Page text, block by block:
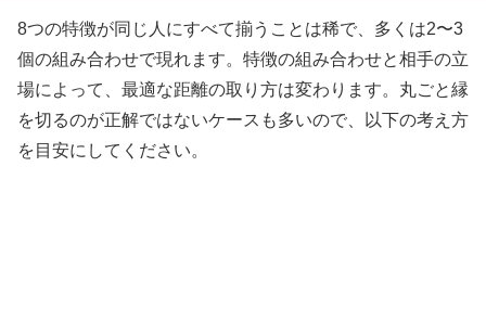
8つの特徴が同じ人にすべて揃うことは稀で、多くは2〜3
個の組み合わせで現れます。特徴の組み合わせと相手の立
場によって、最適な距離の取り方は変わります。丸ごと縁
を切るのが正解ではないケースも多いので、以下の考え方
を目安にしてください。